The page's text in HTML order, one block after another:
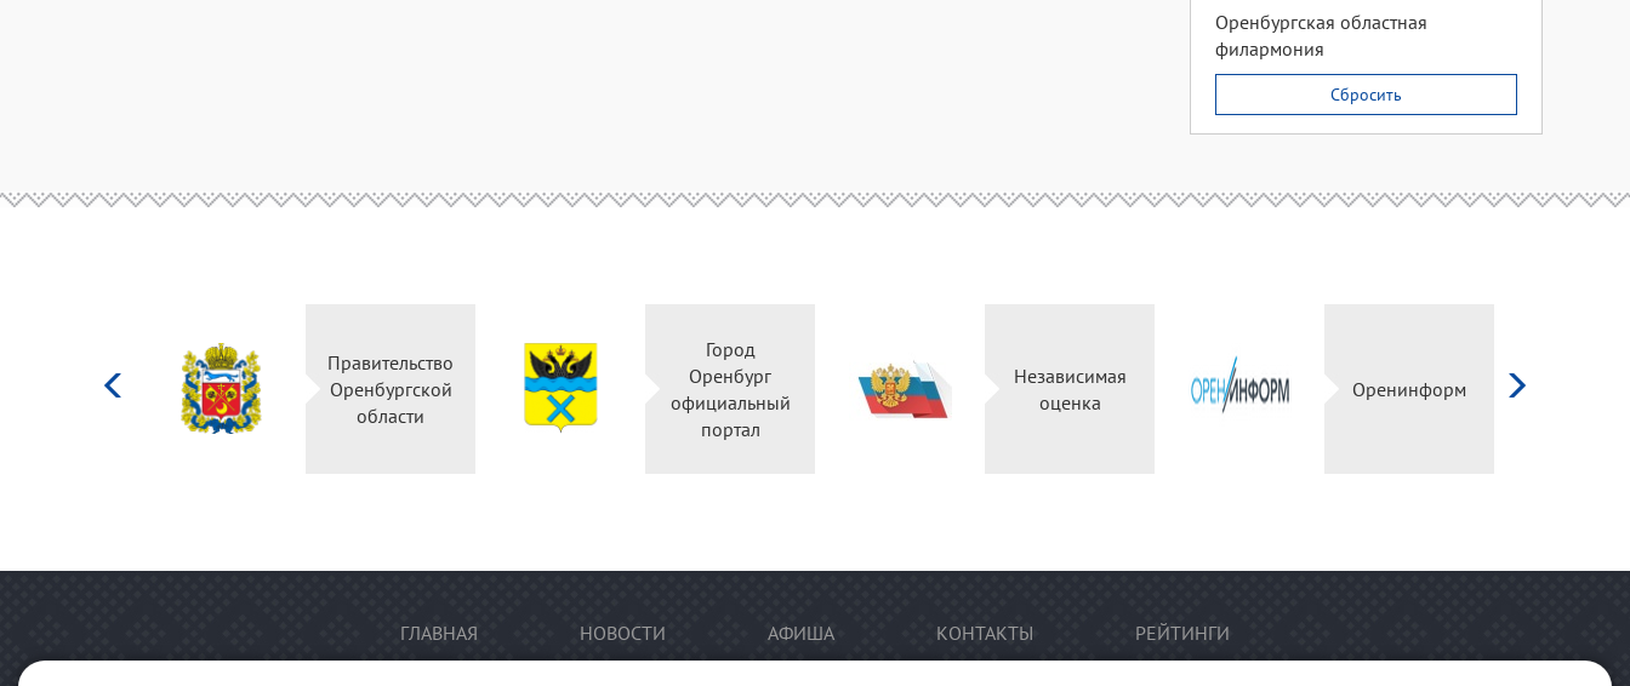
Оренбургская областная
филармония
Сбросить
Правительство
Оренбургской
области
Город
Оренбург
официальный
портал
Независимая
оценка
Оренинформ
ГЛАВНАЯ НОВОСТИ АФИША КОНТАКТЫ РЕЙТИНГИ